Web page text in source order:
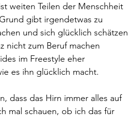
weiten Teilen der Menschheit
gibt irgendetwas zu
und sich glücklich schätzen
nicht zum Beruf machen
im Freestyle eher
es ihn glücklich macht.
dass das Hirn immer alles auf
mal schauen, ob ich das für